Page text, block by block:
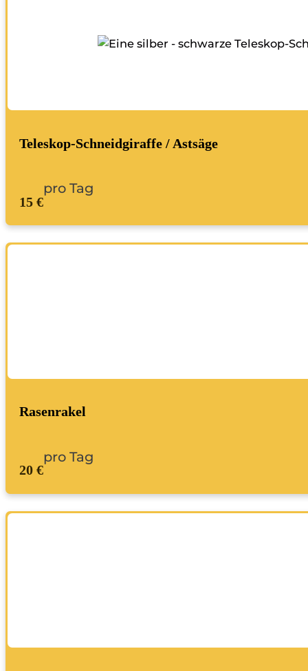
Teleskop-Schneidgiraffe / Astsäge
15 €
pro Tag
Rasenrakel
20 €
pro Tag